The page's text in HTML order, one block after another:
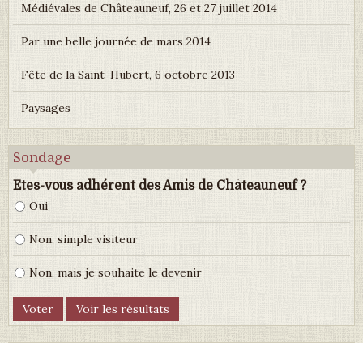
Médiévales de Châteauneuf, 26 et 27 juillet 2014
Par une belle journée de mars 2014
Fête de la Saint-Hubert, 6 octobre 2013
Paysages
Sondage
Etes-vous adhérent des Amis de Châteauneuf ?
Oui
Non, simple visiteur
Non, mais je souhaite le devenir